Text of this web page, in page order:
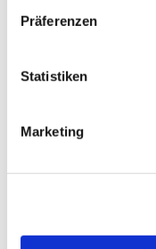
Präferenzen
Statistiken
Marketing
Profitieren Sie